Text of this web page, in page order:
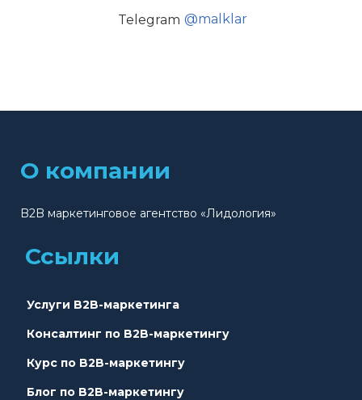
Telegram @malklar
О компании
B2B маркетинговое агентство «Лидология»
Ссылки
Услуги B2B-маркетинга
Консалтинг по B2B-маркетингу
Курс по B2B-маркетингу
Блог по B2B-маркетингу